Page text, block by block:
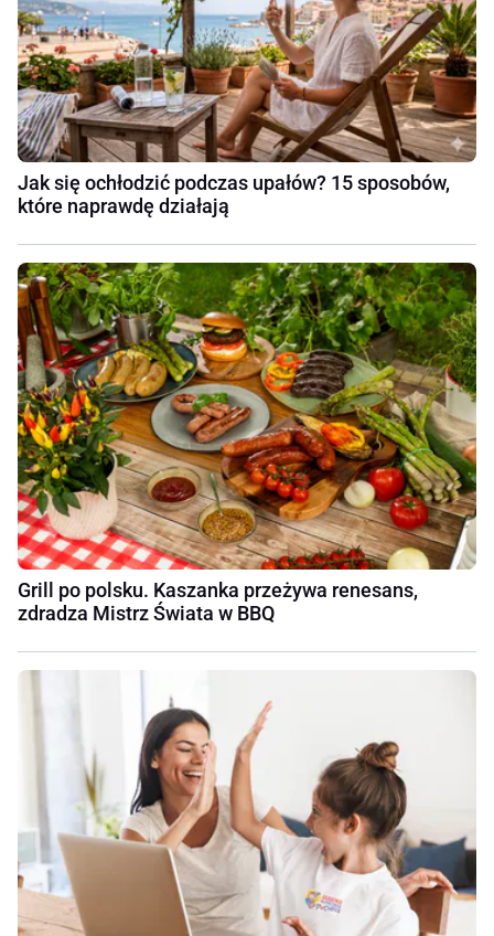
Jak się ochłodzić podczas upałów? 15 sposobów,
które naprawdę działają
Grill po polsku. Kaszanka przeżywa renesans,
zdradza Mistrz Świata w BBQ